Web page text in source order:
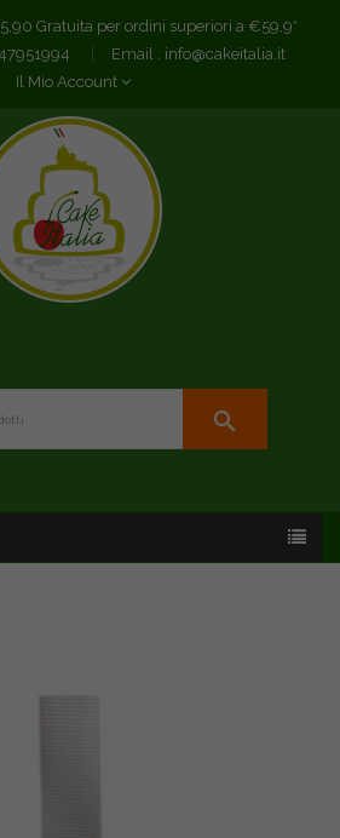
Gratuita per ordini superiori a €59,9*
Email : info@cakeitalia.it
Il Mio Account
search